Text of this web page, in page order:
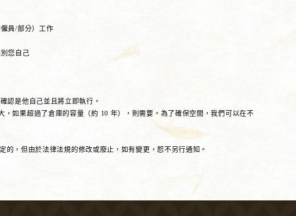
員/部分）工作
您自己
認是他自己並且將立即執行。
如果超過了倉庫的容量（約 10 年），則需要。為了確保空間，我們可以在不
的，但由於法律法規的修改或廢止，如有變更，恕不另行通知。